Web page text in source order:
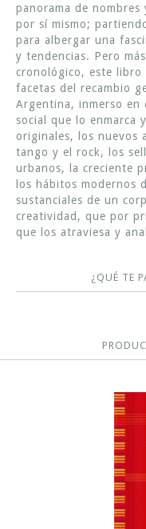
panorama de
por sí mismo;
para albergar una
y tendencias. Pero
cronológico, este libro
facetas del recambio
Argentina, inmerso
social que lo enmarca
originales, los nuevos
tango y el rock, los
urbanos, la creciente
los hábitos modernos
sustanciales de un
creatividad, que por
que los atraviesa y
¿QUÉ TE